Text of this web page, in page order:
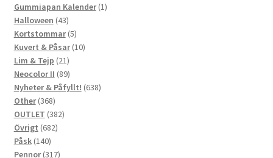
produkter
Gummiapan Kalender 11
Halloween 4343
produkter
Kortstommar 55
produkter
Kuvert & Påsar 1010
Lim & Tejp 2121
produkter
Neocolor II 8989
produkter
Nyheter & Påfyllt! 638638
Other 368368
produkter
OUTLET 382382
Övrigt 682682
Påsk 140140
produkter
Pennor 317317